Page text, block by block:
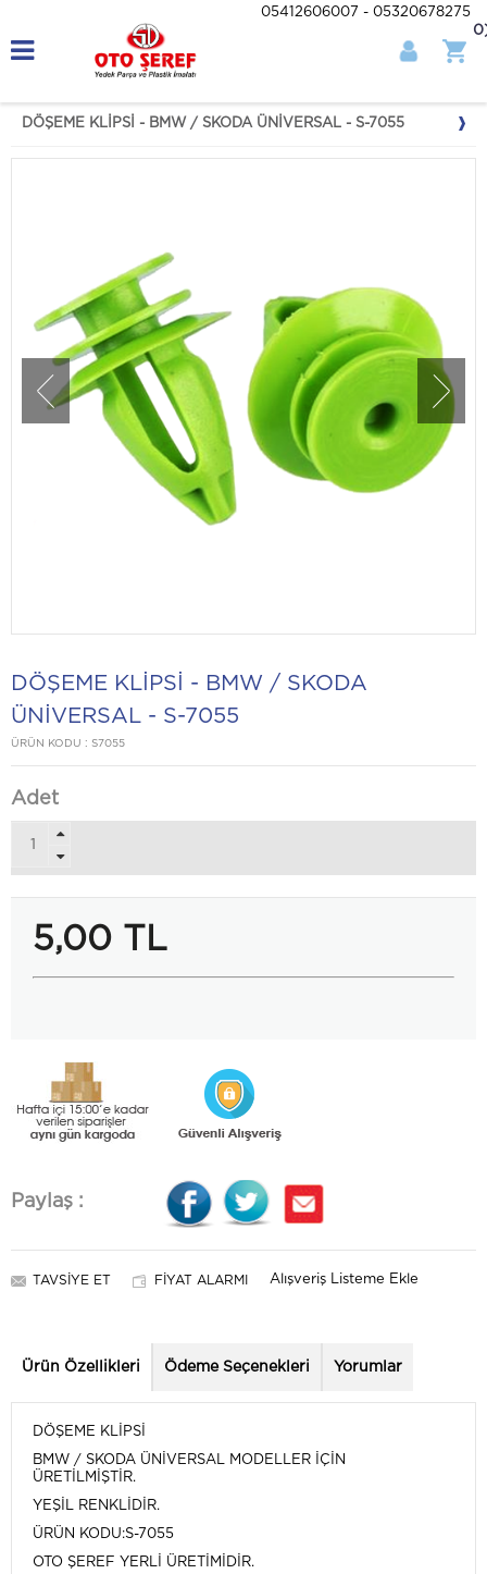
05412606007 - 05320678275
0
DÖŞEME KLİPSİ - BMW / SKODA ÜNİVERSAL - S-7055
DÖŞEME KLİPSİ - BMW / SKODA
ÜNİVERSAL - S-7055
ÜRÜN KODU : S7055
Adet
5,00 TL
Paylaş :
TAVSIYE ET FIYAT ALARMI Alışveriş Listeme Ekle
Ürün Özellikleri Ödeme Seçenekleri Yorumlar
DÖŞEME KLİPSİ
BMW / SKODA ÜNİVERSAL MODELLER İÇİN
ÜRETİLMİŞTİR.
YEŞİL RENKLİDİR.
ÜRÜN KODU:S-7055
OTO ŞEREF YERLİ ÜRETİMİDİR.